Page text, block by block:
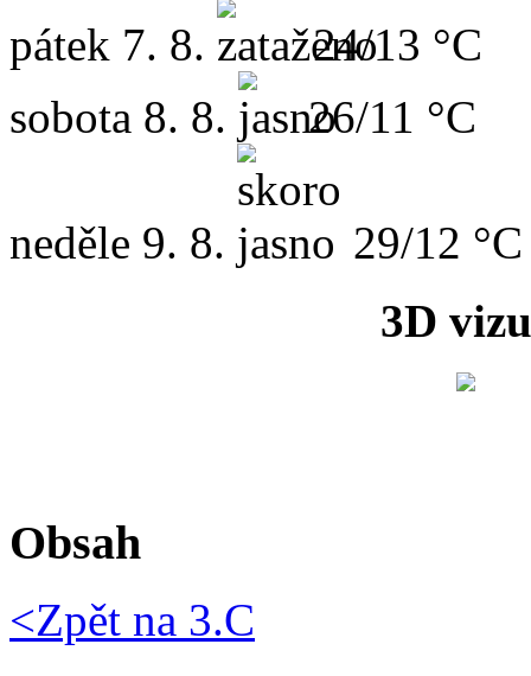
pátek 7. 8.
24/13 °C
sobota 8. 8. 26/11 °C
neděle 9. 8.
29/12 °C
3D
Obsah
<Zpět na 3.C